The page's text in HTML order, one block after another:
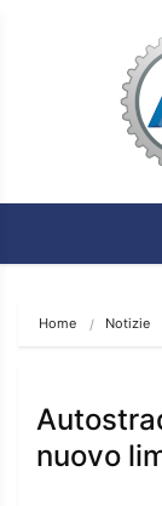
Home Notizie
nuovo